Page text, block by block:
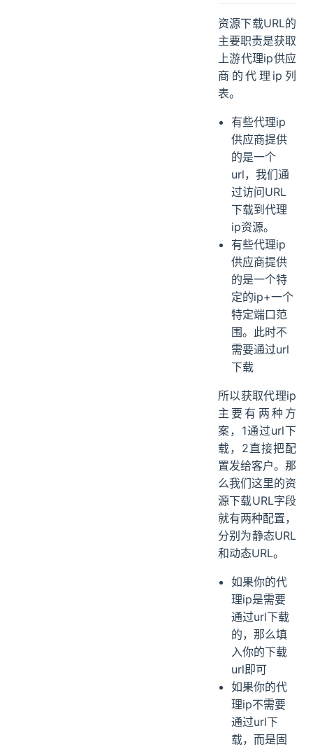
资源下载URL的
主要职责是获取
上游代理ip供应
商的代理ip列
表。
有些代理ip
供应商提供
的是一个
url，我们通
过访问URL
下载到代理
ip资源。
有些代理ip
供应商提供
的是一个特
定的ip+一个
特定端口范
围。此时不
需要通过url
下载
所以获取代理ip
主要有两种方
案，1通过url下
载，2直接把配
置发给客户。那
么我们这里的资
源下载URL字段
就有两种配置，
分别为静态URL
和动态URL。
如果你的代
理ip是需要
通过url下载
的，那么填
入你的下载
url即可
如果你的代
理ip不需要
通过url下
载，而是固